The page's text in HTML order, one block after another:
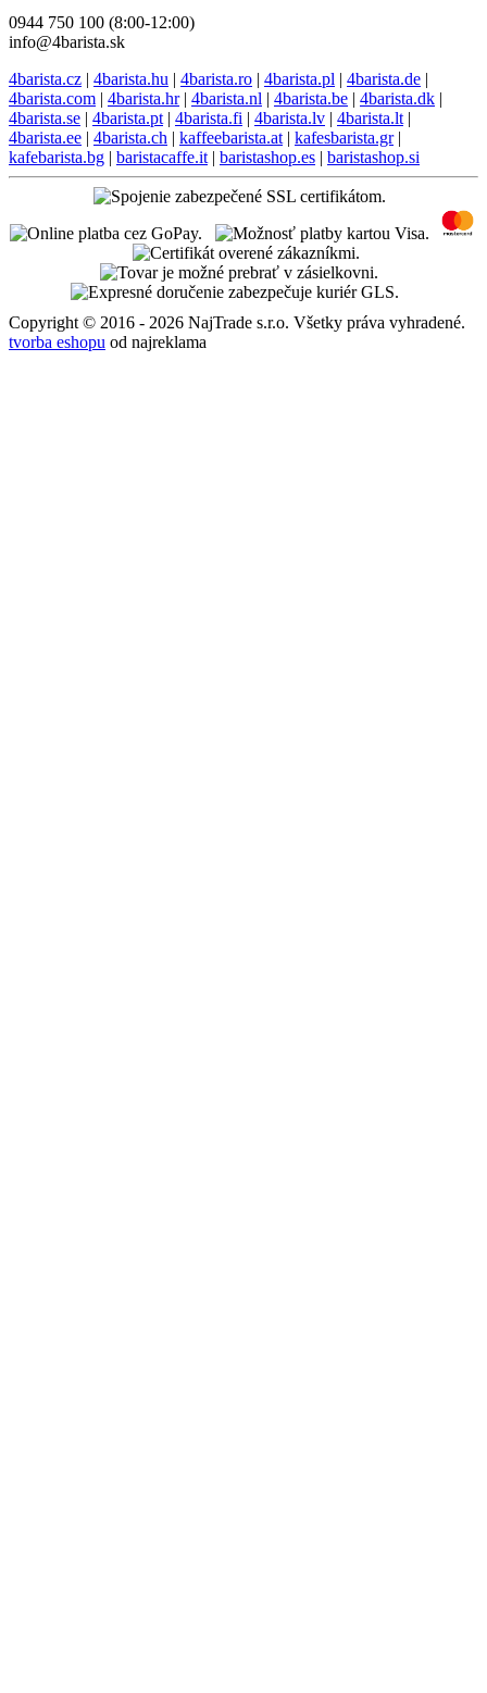
0944 750 100 (8:00-12:00)
info@4barista.sk
4barista.cz | 4barista.hu | 4barista.ro | 4barista.pl | 4barista.de |
4barista.com | 4barista.hr| 4barista.nl | 4barista.be | 4barista.dk |
4barista.se | 4barista.pt | 4barista.fi | 4barista.lv | 4barista.lt |
4barista.ee | 4barista.ch | kaffeebarista.at | kafesbarista.gr|
kafebarista.bg | baristacaffe.it | baristashop.es | baristashop.si
Copyright © 2016 - 2026 NajTrade s.r.o. Všetky práva vyhradené.
tvorba eshopu od najreklama